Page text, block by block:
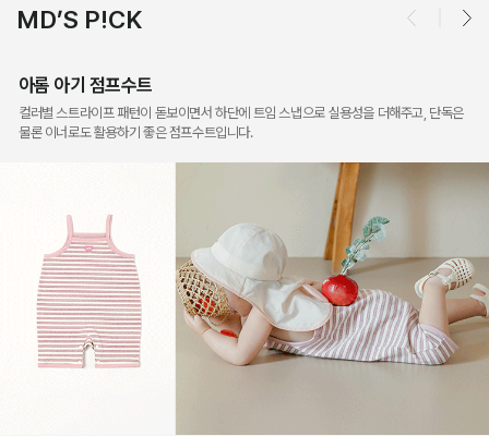
MD’S P!CK
아롬 아기 점프수트
컬러별 스트라이프 패턴이 돋보이면서 하단에 트임 스냅으로 실용성을 더해주고, 단독은
물론 이너로도 활용하기 좋은 점프수트입니다.